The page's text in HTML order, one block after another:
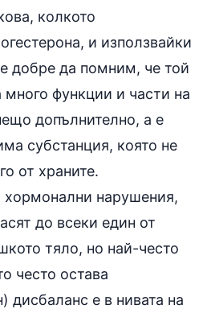
колкото
и използвайки
добре да помним, че той
много функции и части на
допълнително, а е
субстанция, която не
от храните.
хормонални нарушения,
до всеки един от
тяло, но най-често
често остава
дисбаланс е в нивата на